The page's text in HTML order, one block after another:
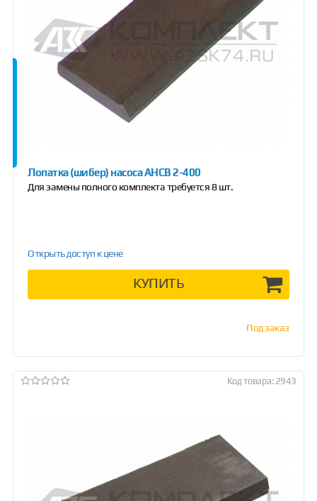
Лопатка (шибер) насоса АНСВ 2-400
Для замены полного комплекта требуется 8 шт.
Открыть доступ к цене
КУПИТЬ
Под заказ
Код товара: 2943